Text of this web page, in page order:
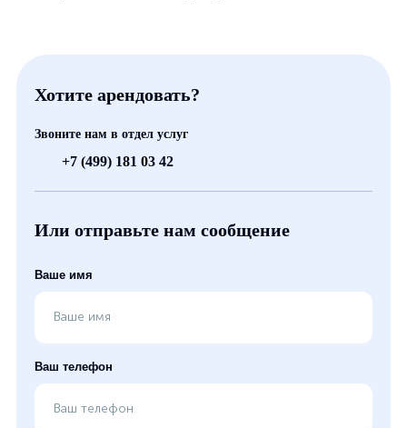
Хотите арендовать?
Звоните нам в отдел услуг
+7 (499) 181 03 42
Или отправьте нам сообщение
Ваше имя
Ваш телефон